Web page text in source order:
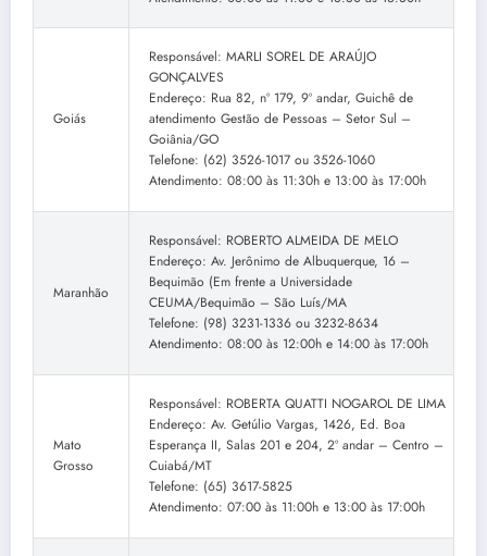
Goiás
Responsável: MARLI SOREL DE ARAÚJO
GONÇALVES
Endereço: Rua 82, nº 179, 9º andar, Guichê de
atendimento Gestão de Pessoas – Setor Sul –
Goiânia/GO
Telefone: (62) 3526-1017 ou 3526-1060
Atendimento: 08:00 às 11:30h e 13:00 às 17:00h
Maranhão
Responsável: ROBERTO ALMEIDA DE MELO
Endereço: Av. Jerônimo de Albuquerque, 16 –
Bequimão (Em frente a Universidade
CEUMA/Bequimão – São Luís/MA
Telefone: (98) 3231-1336 ou 3232-8634
Atendimento: 08:00 às 12:00h e 14:00 às 17:00h
Mato
Grosso
Responsável: ROBERTA QUATTI NOGAROL DE LIMA
Endereço: Av. Getúlio Vargas, 1426, Ed. Boa
Esperança II, Salas 201 e 204, 2º andar – Centro –
Cuiabá/MT
Telefone: (65) 3617-5825
Atendimento: 07:00 às 11:00h e 13:00 às 17:00h